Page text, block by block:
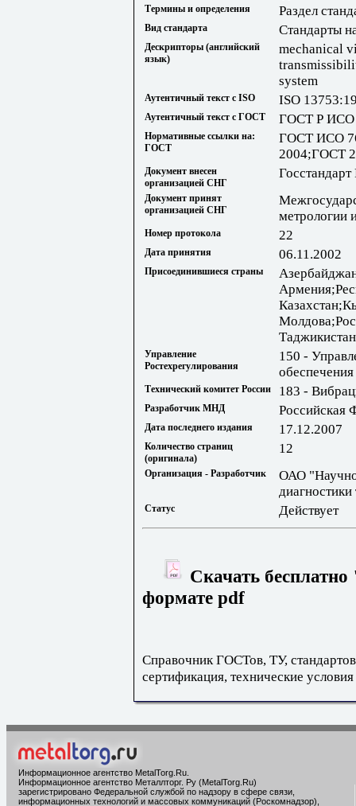
Термины и определения Раздел
Вид стандарта Стандарты
Дескрипторы (английский
язык)
mechanical
system
Аутентичный текст с ISO ISO
Аутентичный текст с ГОСТ ГОСТ Р ИСО
Нормативные ссылки на:
ГОСТ
ГОСТ ИСО
2004;ГОСТ
Документ внесен
организацией СНГ
Госстандарт
Документ принят
организацией СНГ
метрологии
Номер протокола 22
Дата принятия 06.11.2002
Присоединившиеся страны
Управление
Ростехрегулирования
150 -
Технический комитет России 183 -
Разработчик МНД Российская
Дата последнего издания 17.12.2007
Количество страниц
(оригинала)
12
Организация - Разработчик
ОАО
Статус Действует
Скачать
формате pdf
Справочник ГОСТов, ТУ,
сертификация, технические условия
Информационное агентство MetalTorg.Ru
Информационное агентство Металлторг. Ру (MetalTorg.Ru)
зарегистрировано Федеральной службой по надзору в сфере связи,
информационных технологий и массовых коммуникаций (Роскомнадзор),